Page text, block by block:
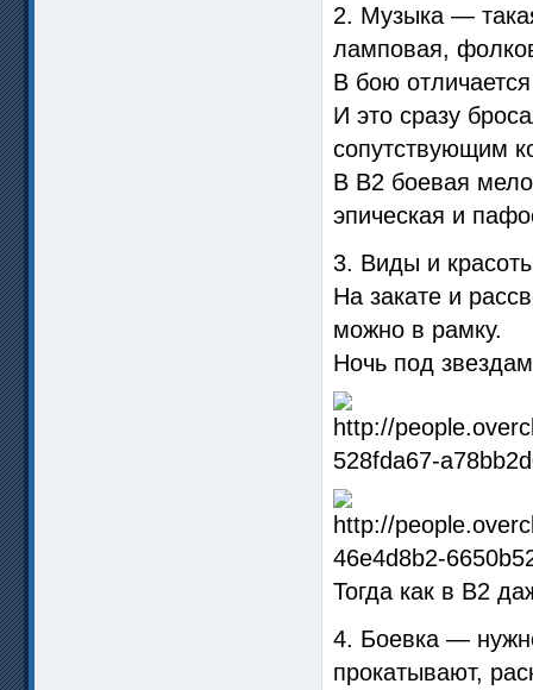
2. Музыка —
ламповая,
В бою
И это сразу
сопутствующим
В В2 боевая
эпическая и
3. Виды и
На закате и
можно в рамку.
Ночь под
Тогда как в В2
4. Боевка —
прокатывают,